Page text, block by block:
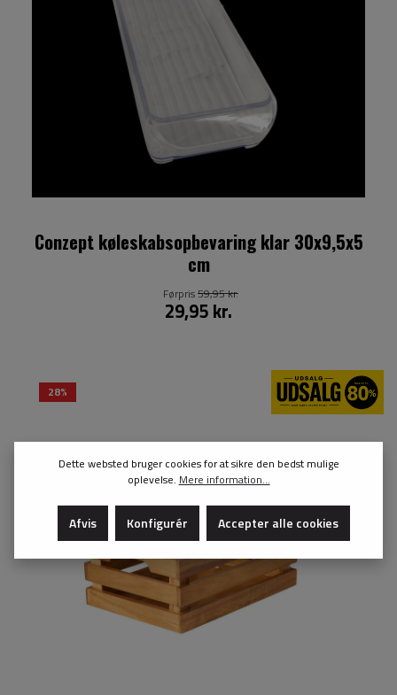
Conzept køleskabsopbevaring klar 30x9,5x5
cm
29,95 kr.
Førpris59,95 kr.
28%
Dette websted bruger cookies for at sikre den bedst mulige
oplevelse. Mere information...
Afvis Konfigurér Accepter alle cookies